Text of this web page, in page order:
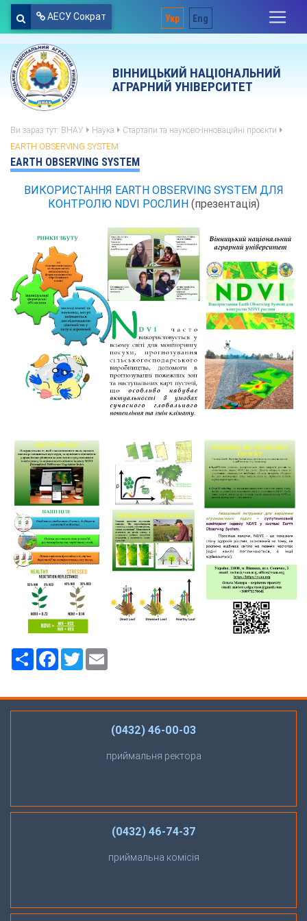
АЕСУ Сократ Укр Eng
ВІННИЦЬКИЙ НАЦІОНАЛЬНИЙ
АГРАРНИЙ УНІВЕРСИТЕТ
Ви зараз тут: ВНАУ Наука
Стартапи та науково-інноваційні проєкти
EARTH OBSERVING SYSTEM
EARTH OBSERVING SYSTEM
ВИКОРИСТАННЯ EARTH OBSERVING SYSTEM ДЛЯ
КОНТРОЛЮ NDVI РОСЛИН(презентація)
РесурсFacebook
Twitter
(0432) 46-00-03
приймальня ректора
(0432) 46-74-37
приймальна комісія